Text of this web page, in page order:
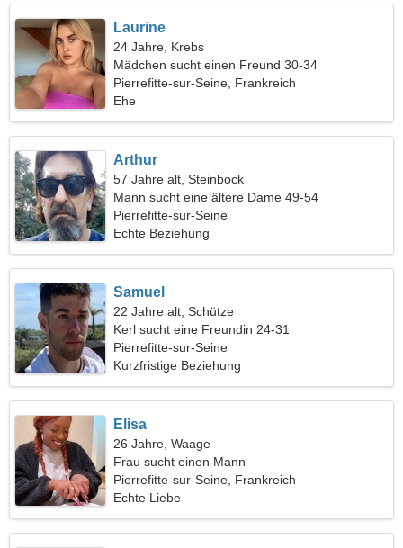
Laurine
24 Jahre, Krebs
Mädchen sucht einen Freund 30-34
Pierrefitte-sur-Seine, Frankreich
Ehe
Arthur
57 Jahre alt, Steinbock
Mann sucht eine ältere Dame 49-54
Pierrefitte-sur-Seine
Echte Beziehung
Samuel
22 Jahre alt, Schütze
Kerl sucht eine Freundin 24-31
Pierrefitte-sur-Seine
Kurzfristige Beziehung
Elisa
26 Jahre, Waage
Frau sucht einen Mann
Pierrefitte-sur-Seine, Frankreich
Echte Liebe